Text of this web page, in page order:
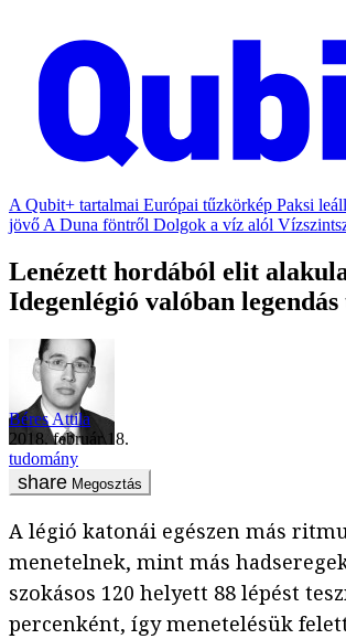
A Qubit+ tartalmai Európai tűzkörkép Paksi
jövő A Duna föntről Dolgok a víz alól
Lenézett hordából elit
Idegenlégió valóban
Béres Attila
2018. február 18.
tudomány
Megosztás
A légió katonái egészen más
menetelnek, mint más
szokásos 120 helyett 88 lépést
percenként, így menetelésük